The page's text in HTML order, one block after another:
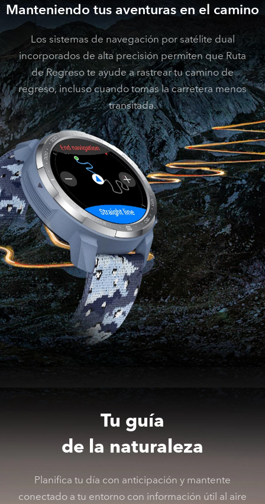
Manteniendo tus aventuras en el camino
Los sistemas de navegación por satélite dual
incorporados de alta precisión permiten que Ruta
de Regreso te ayude a rastrear tu camino de
regreso, incluso cuando tomas la carretera menos
transitada.
Tu guía
de la naturaleza
Planifica tu día con anticipación y mantente
conectado a tu entorno con información útil al aire